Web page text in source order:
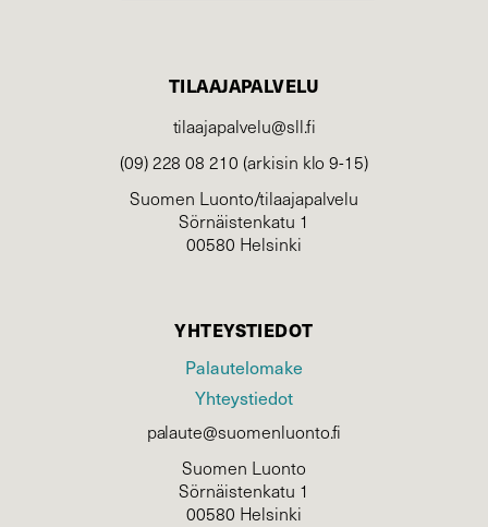
TILAAJAPALVELU
tilaajapalvelu@sll.fi
(09) 228 08 210 (arkisin klo 9-15)
Suomen Luonto/tilaajapalvelu
Sörnäistenkatu 1
00580 Helsinki
YHTEYSTIEDOT
Palautelomake
Yhteystiedot
palaute@suomenluonto.fi
Suomen Luonto
Sörnäistenkatu 1
00580 Helsinki